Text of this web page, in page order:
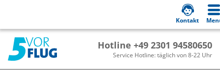
Hotline +49 2301 94580650
Service Hotline: täglich von 8-22 Uhr
Kontakt